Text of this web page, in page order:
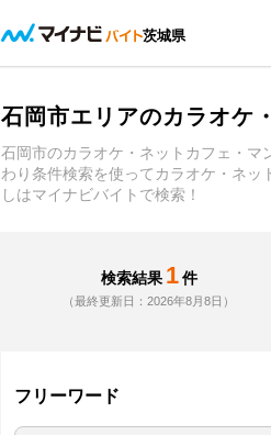
茨城県
石岡市エリアのカラオケ
石岡市のカラオケ・ネットカフェ・
わり条件検索を使ってカラオケ・ネ
しはマイナビバイトで検索！
検索結果 1 件
（最終更新日：2026年8月8日）
フリーワード